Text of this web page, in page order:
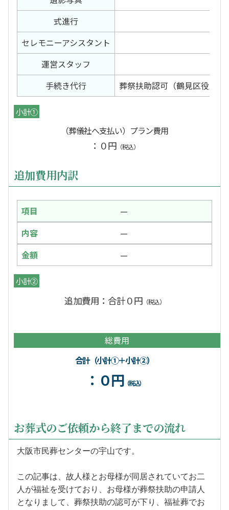
式進行
セレモニーアシスタント
運営スタッフ
手続き代行
葬祭扶助認可（鶴見区役所
小計①
（葬儀社へ支払い）プラン費用
：０円 （税込）
追加費用内訳
—
—
—
小計②
追加費用：合計０円 （税込）
総費用
合計（小計①＋小計②）
：０円 （税込）
お葬式のご依頼から終了までの流れ
大阪市民葬センターの宇山です。
この記事は、故人様とお母様が同居されていてお二
人が福祉を受けており、お母様が葬祭扶助の申請人
となりまして、葬祭扶助の認可が下り、福祉葬でお